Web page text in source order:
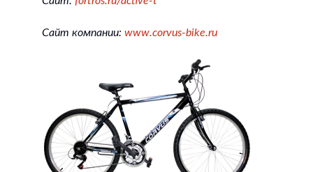
Сайт компании: www.corvus-bike.ru